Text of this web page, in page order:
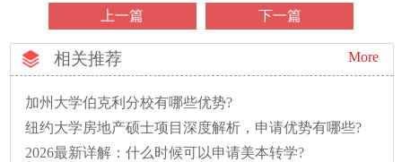
上一篇 下一篇
相关推荐 More
加州大学伯克利分校有哪些优势?
纽约大学房地产硕士项目深度解析，申请优势有哪些?
2026最新详解：什么时候可以申请美本转学?